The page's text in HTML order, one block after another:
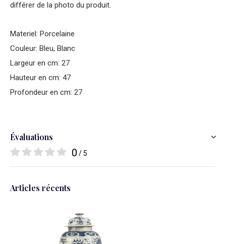
différer de la photo du produit.
Materiel: Porcelaine
Couleur: Bleu, Blanc
Largeur en cm: 27
Hauteur en cm: 47
Profondeur en cm: 27
Évaluations
0 / 5
Articles récents